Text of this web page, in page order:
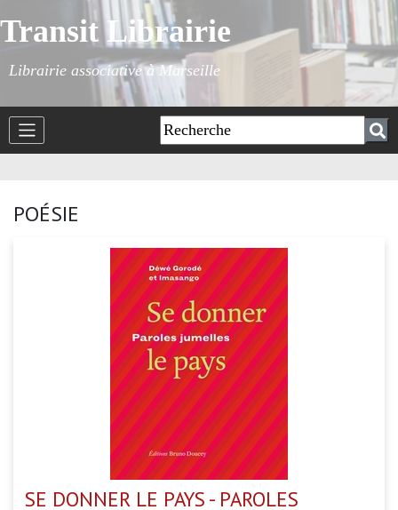
Transit Librairie
Librairie associative à Marseille
POÉSIE
SE DONNER LE PAYS - PAROLES